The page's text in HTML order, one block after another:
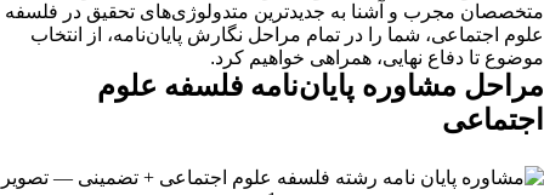
متخصصان مجرب و آشنا به جدیدترین متدولوژی‌های تحقیق در فلسفه
علوم اجتماعی، شما را در تمام مراحل نگارش پایان‌نامه، از انتخاب
موضوع تا دفاع نهایی، همراهی خواهیم کرد.
مراحل مشاوره پایان‌نامه فلسفه علوم
اجتماعی